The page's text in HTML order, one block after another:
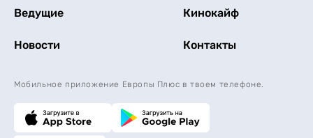
Ведущие Кинокайф
Новости Контакты
Мобильное приложение Европы Плюс в твоем телефоне.